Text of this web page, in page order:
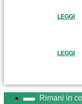
LEGGI
LEGGI
Rimani in